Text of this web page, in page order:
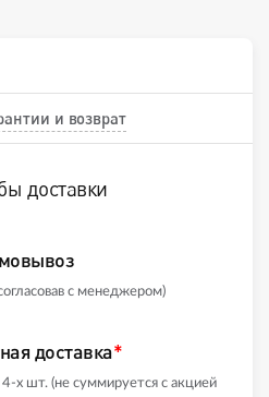
и возврат
доставки
с менеджером)
доставка*
х шт. (не суммируется с акцией